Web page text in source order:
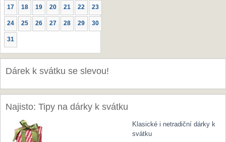
17 18 19 20 21 22 23
24 25 26 27 28 29 30
31
Dárek k svátku se slevou!
Najisto: Tipy na dárky k svátku
Klasické i netradiční dárky k
svátku